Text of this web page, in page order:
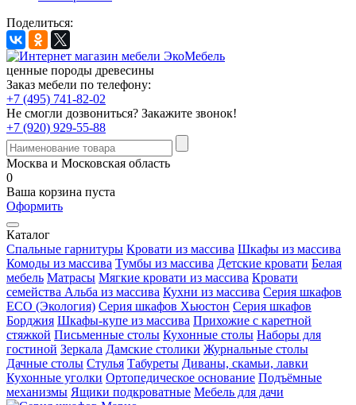
Поделиться:
ценные породы древесины
Заказ мебели по телефону:
+7 (495) 741-82-02
Не смогли дозвониться? Закажите звонок!
+7 (920) 929-55-88
Москва и Московская область
0
Ваша корзина пуста
Оформить
Каталог
Спальные гарнитуры Кровати из массива Шкафы из массива
Комоды из массива Тумбы из массива Детские кровати Белая
мебель Матрасы Мягкие кровати из массива Кровати
семейства Альба из массива Кухни из массива Серия шкафов
ECO (Экология) Серия шкафов Хьюстон Серия шкафов
Борджия Шкафы-купе из массива Прихожие с каретной
стяжкой Письменные столы Кухонные столы Наборы для
гостиной Зеркала Дамские столики Журнальные столы
Дачные столы Стулья Табуреты Диваны, скамьи, лавки
Кухонные уголки Ортопедическое основание Подъёмные
механизмы Ящики подкроватные Мебель для дачи